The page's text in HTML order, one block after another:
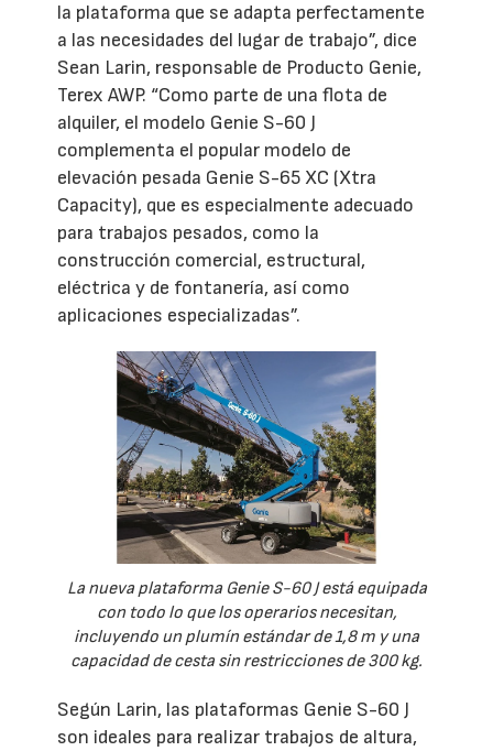
la plataforma que se adapta perfectamente
a las necesidades del lugar de trabajo”, dice
Sean Larin, responsable de Producto Genie,
Terex AWP. “Como parte de una flota de
alquiler, el modelo Genie S-60 J
complementa el popular modelo de
elevación pesada Genie S-65 XC (Xtra
Capacity), que es especialmente adecuado
para trabajos pesados, como la
construcción comercial, estructural,
eléctrica y de fontanería, así como
aplicaciones especializadas”.
La nueva plataforma Genie S-60 J está equipada
con todo lo que los operarios necesitan,
incluyendo un plumín estándar de 1,8 m y una
capacidad de cesta sin restricciones de 300 kg.
Según Larin, las plataformas Genie S-60 J
son ideales para realizar trabajos de altura,